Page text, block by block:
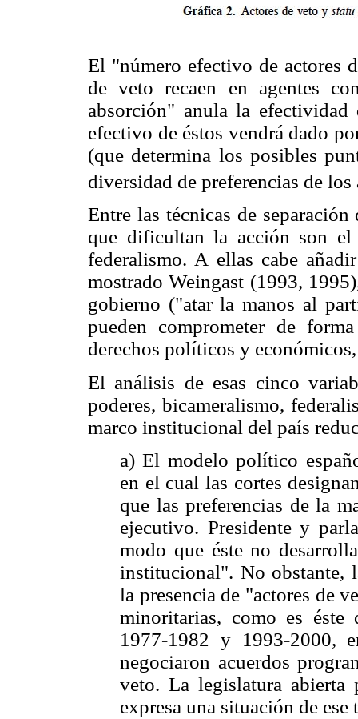
El "número efectivo de actores
de veto recaen en agentes
absorción" anula la
efectivo de éstos vendrá dado
(que determina los posibles
diversidad de preferencias de
Entre las técnicas de
que dificultan la acción son el
federalismo. A ellas cabe
mostrado Weingast (1993,
gobierno ("atar la manos al
pueden comprometer de
derechos políticos y
El análisis de esas cinco
poderes, bicameralismo,
marco institucional del país
a) El modelo político
en el cual las cortes
que las preferencias de la
ejecutivo. Presidente y
modo que éste no
institucional". No obstante,
la presencia de "actores de
minoritarias, como es éste
1977-1982 y 1993-2000,
negociaron acuerdos
veto. La legislatura abierta
expresa una situación de ese